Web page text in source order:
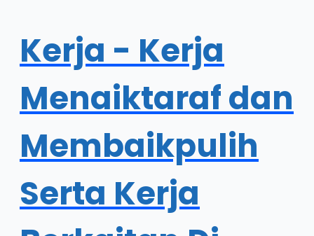
Kerja - Kerja
Menaiktaraf dan
Membaikpulih
Serta Kerja